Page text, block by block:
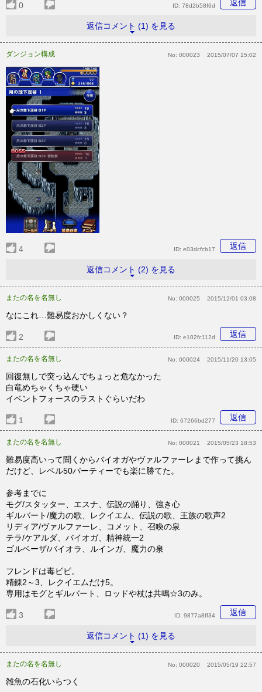
0 返信
ID: 78d2b58f6d
返信コメント (1) を見る
ダンジョン構成 No: 000023 2015/07/07 15:02
4 返信
ID: e03dcfcb17
返信コメント (2) を見る
またの名を名無し No: 000025 2015/12/01 03:08
なにこれ…難易度おかしくない？
2 返信
ID: e102fc112d
またの名を名無し No: 000024 2015/11/20 13:05
回復無しで突っ込んでちょっと危なかった
白竜めちゃくちゃ硬い
イベントフォースのラストぐらいだわ
1 返信
ID: 67266bd277
またの名を名無し No: 000021 2015/05/23 18:53
難易度高いって聞くからバイオガやヴァルファーレまで作って挑ん
だけど、レベル50パーティーでも楽に勝てた。
参考までに
モグ/スタッター、エスナ、伝説の踊り、強き心
ギルバート/魔力の歌、レクイエム、伝説の歌、王族の歌声2
リディア/ヴァルファーレ、コメット、召喚の泉
テラ/ケアルダ、バイオガ、精神統一2
ゴルベーザ/バイオラ、ルインガ、魔力の泉
フレンドは毒ビビ。
精錬2～3、レクイエムだけ5。
専用はモグとギルバート、ロッドや杖は共鳴☆3のみ。
3 返信
ID: 9877a8ff34
返信コメント (1) を見る
またの名を名無し No: 000020 2015/05/19 22:57
雑魚の石化いらつく